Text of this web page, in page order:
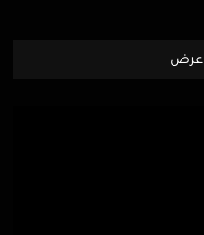
عرض